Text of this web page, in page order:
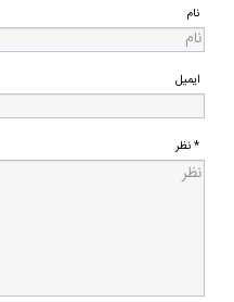
نام
ایمیل
* نظر